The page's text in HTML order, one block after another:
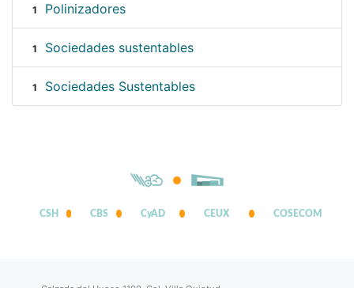
1 Polinizadores
1 Sociedades sustentables
1 Sociedades Sustentables
CSH CBS CyAD CEUX COSECOM